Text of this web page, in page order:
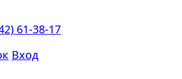
61-38-17
Вход